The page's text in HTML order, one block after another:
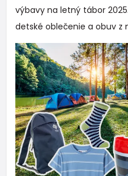
výbavy na letný tábor
detské oblečenie a obuv z